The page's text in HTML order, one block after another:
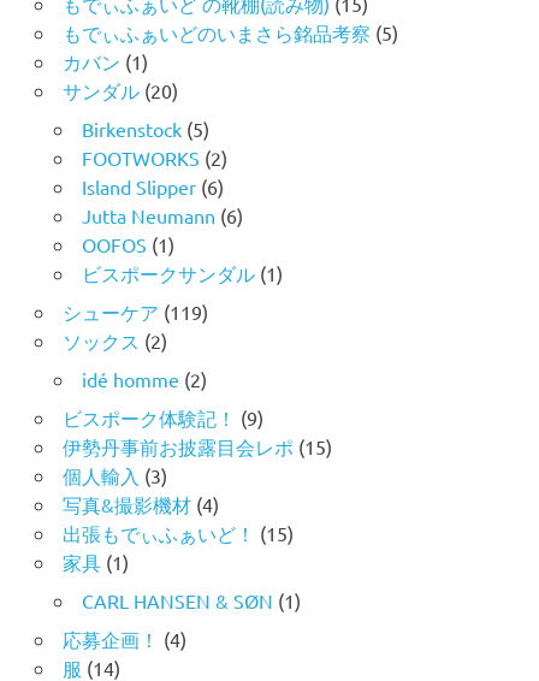
もでぃふぁいどのいまさら銘品考察 (5)
カバン (1)
サンダル(20)
Birkenstock(5)
FOOTWORKS (2)
Island Slipper(6)
Jutta Neumann (6)
OOFOS (1)
ビスポークサンダル(1)
シューケア (119)
ソックス (2)
idé homme (2)
ビスポーク体験記！ (9)
伊勢丹事前お披露目会レポ (15)
個人輸入 (3)
写真&撮影機材(4)
出張もでぃふぁいど！ (15)
家具(1)
CARL HANSEN & SØN (1)
応募企画！ (4)
服 (14)